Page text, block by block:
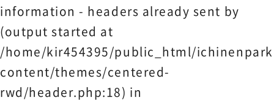
information - headers already sent by
(output started at
/home/kir454395/public_html/
content/themes/centered-
rwd/header.php:18) in